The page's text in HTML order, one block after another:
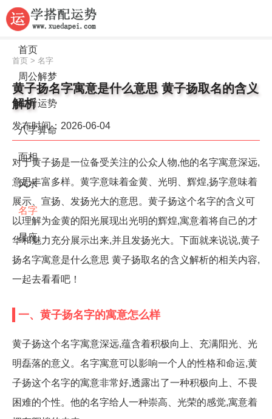
首页
周公解梦
生肖运势
八字算命
面相
风水
名字
星座
首页 > 名字
黄子扬名字寓意是什么意思 黄子扬取名的含义
解析
发布时间：2026-06-04
对于黄子扬是一位备受关注的公众人物,他的名字寓意深远,
意思丰富多样。黄字意味着金黄、光明、辉煌,扬字意味着
展示、宣扬、发扬光大的意思。黄子扬这个名字的含义可
以理解为金黄的阳光展现出光明的辉煌,寓意着将自己的才
华和魅力充分展示出来,并且发扬光大。下面就来说说,黄子
扬名字寓意是什么意思 黄子扬取名的含义解析的相关内容,
一起去看看吧！
一、黄子扬名字的寓意怎么样
黄子扬这个名字寓意深远,蕴含着积极向上、充满阳光、光
明磊落的意义。名字寓意可以影响一个人的性格和命运,黄
子扬这个名字的寓意非常好,透露出了一种积极向上、不畏
困难的个性。他的名字给人一种崇高、光荣的感觉,寓意着